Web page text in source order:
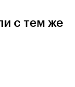
с тем же